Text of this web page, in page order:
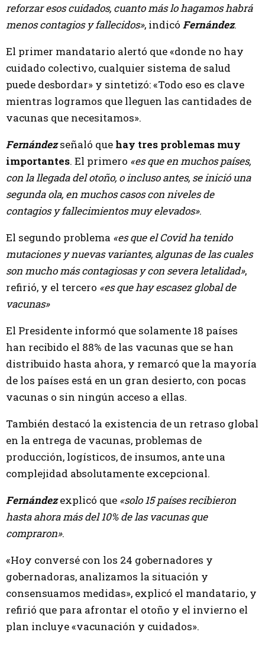
reforzar esos cuidados, cuanto más lo hagamos habrá
menos contagios y fallecidos», indicó Fernández.
El primer mandatario alertó que «donde no hay
cuidado colectivo, cualquier sistema de salud
puede desbordar» y sintetizó: «Todo eso es clave
mientras logramos que lleguen las cantidades de
vacunas que necesitamos».
Fernándezseñaló que hay tres problemas muy
importantes. El primero «es que en muchos países,
con la llegada del otoño, o incluso antes, se inició una
segunda ola, en muchos casos con niveles de
contagios y fallecimientos muy elevados».
El segundo problema «es que el Covid ha tenido
mutaciones y nuevas variantes, algunas de las cuales
son mucho más contagiosas y con severa letalidad»,
refirió, y el tercero «es que hay escasez global de
vacunas»
El Presidente informó que solamente 18 países
han recibido el 88% de las vacunas que se han
distribuido hasta ahora, y remarcó que la mayoría
de los países está en un gran desierto, con pocas
vacunas o sin ningún acceso a ellas.
También destacó la existencia de un retraso global
en la entrega de vacunas, problemas de
producción, logísticos, de insumos, ante una
complejidad absolutamente excepcional.
Fernándezexplicó que «solo 15 países recibieron
hasta ahora más del 10% de las vacunas que
compraron».
«Hoy conversé con los 24 gobernadores y
gobernadoras, analizamos la situación y
consensuamos medidas», explicó el mandatario, y
refirió que para afrontar el otoño y el invierno el
plan incluye «vacunación y cuidados».